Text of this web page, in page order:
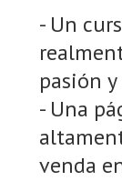
- Un
pasión
- Una
venda